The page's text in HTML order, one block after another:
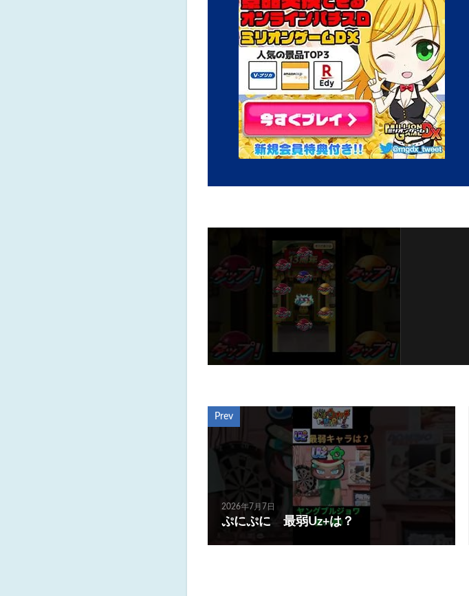
Prev
2026年7月7日
ぷにぷに 最弱Uz+は？